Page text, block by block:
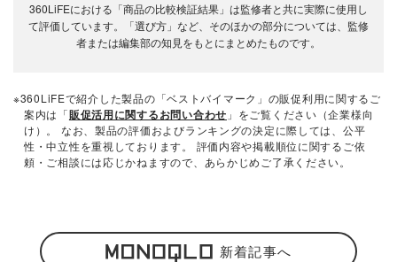
360LiFEにおける「商品の比較検証結果」は監修者と共に実際に使用し
て評価しています。「選び方」など、そのほかの部分については、監修
者または編集部の知見をもとにまとめたものです。
※360LiFEで紹介した製品の「ベストバイマーク」の販促利用に関するご
案内は「販促活用に関するお問い合わせ 」をご覧ください（企業様向
け）。 なお、製品の評価およびランキングの決定に際しては、公平
性・中立性を重視しております。 評価内容や掲載順位に関するご依
頼・ご相談には応じかねますので、あらかじめご了承ください。
新着記事へ